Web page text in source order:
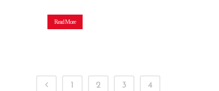
Read More
1 2 3 4